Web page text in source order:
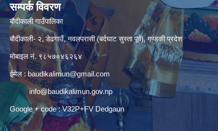
सम्पर्क विवरण
बौदीकाली गाउँपालिका
बौदीकाली- २, डेढगाउँ, नवलपरासी (बर्दघाट सुस्ता पूर्व), गण्डकी प्रदेश
मोबाइल नं. ९८५७०४६२६४
ईमेल : baudikalimun@gmail.com
info@baudikalimun.gov.np
Google + code : V32P+FV Dedgaun